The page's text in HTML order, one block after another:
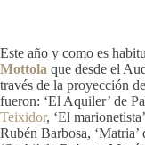
Este año y como es
Mottola que desde el
través de la proyección
fueron: ‘El Aquiler’ de
Teixidor, ‘El
Rubén Barbosa,